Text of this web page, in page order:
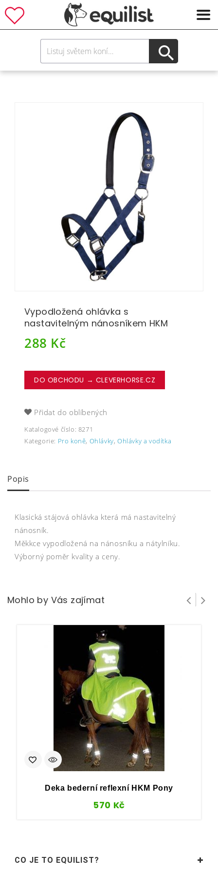
Vypodložená ohlávka s
nastavitelným nánosníkem HKM
288 Kč
DO OBCHODU → CLEVERHORSE.CZ
Přidat do oblíbených
Katalogové číslo: 8271
Kategorie: Pro koně, Ohlávky,Ohlávky a vodítka
Popis
Klasická stájová ohlávka která má nastavitelný
nánosník.
Měkkce vypodložená na nánosníku a nátylníku.
Výborný poměr kvality a ceny.
Mohlo by Vás zajímat
Deka bederní reflexní HKM Pony
570 Kč
CO JE TO EQUILIST?